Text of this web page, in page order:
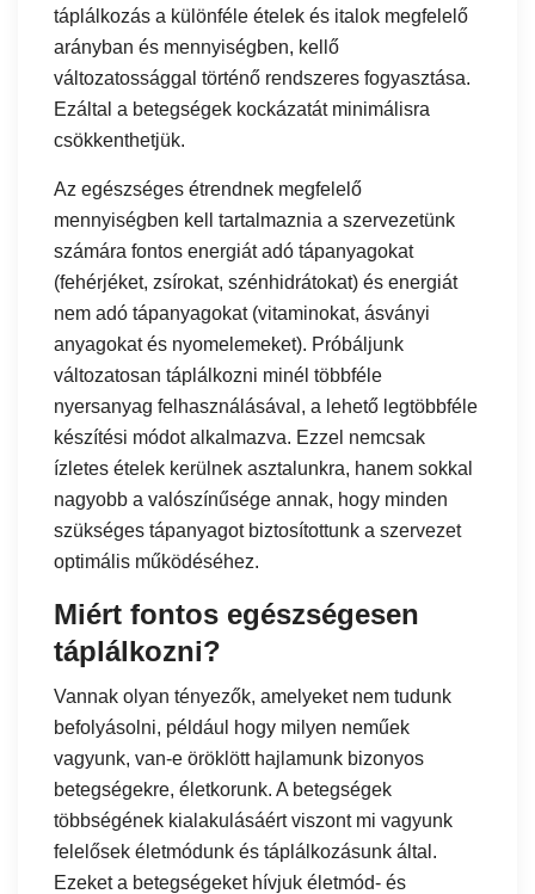
táplálkozás a különféle ételek és italok megfelelő
arányban és mennyiségben, kellő
változatossággal történő rendszeres fogyasztása.
Ezáltal a betegségek kockázatát minimálisra
csökkenthetjük.
Az egészséges étrendnek megfelelő
mennyiségben kell tartalmaznia a szervezetünk
számára fontos energiát adó tápanyagokat
(fehérjéket, zsírokat, szénhidrátokat) és energiát
nem adó tápanyagokat (vitaminokat, ásványi
anyagokat és nyomelemeket). Próbáljunk
változatosan táplálkozni minél többféle
nyersanyag felhasználásával, a lehető legtöbbféle
készítési módot alkalmazva. Ezzel nemcsak
ízletes ételek kerülnek asztalunkra, hanem sokkal
nagyobb a valószínűsége annak, hogy minden
szükséges tápanyagot biztosítottunk a szervezet
optimális működéséhez.
Miért fontos egészségesen
táplálkozni?
Vannak olyan tényezők, amelyeket nem tudunk
befolyásolni, például hogy milyen neműek
vagyunk, van-e öröklött hajlamunk bizonyos
betegségekre, életkorunk. A betegségek
többségének kialakulásáért viszont mi vagyunk
felelősek életmódunk és táplálkozásunk által.
Ezeket a betegségeket hívjuk életmód- és